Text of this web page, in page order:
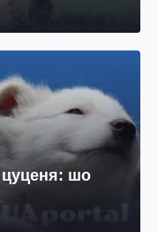
цуценя: шо